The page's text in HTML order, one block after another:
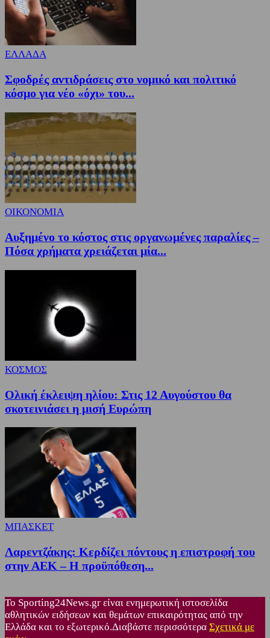
ΕΛΛΑΔΑ
Σφοδρές αντιδράσεις στο νομικό και πολιτικό
κόσμο για νέο «όχι» του...
ΟΙΚΟΝΟΜΙΑ
Αυξημένο το κόστος στις οργανωμένες παραλίες –
Πόσα χρήματα χρειάζεται μία...
ΚΟΣΜΟΣ
Ολική έκλειψη ηλίου: Στις 12 Αυγούστου θα
σκοτεινιάσει η μισή Ευρώπη
ΜΠΑΣΚΕΤ
Λαρεντζάκης: Κερδίζει πόντους η επιστροφή του
στην ΑΕΚ – Η προϋπόθεση...
Το Sporting24News.gr είναι ενημερωτική ιστοσελίδα
αθλητικών ειδήσεων και θεμάτων επικαιρότητας από την
Ελλάδα και το εξωτερικό.Διαβάστε περισσότερα Σχετικά με